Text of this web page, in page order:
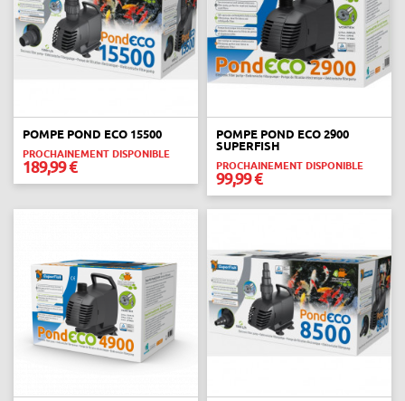
POMPE POND ECO 15500
PROCHAINEMENT DISPONIBLE
189,99 €
POMPE POND ECO 2900
SUPERFISH
PROCHAINEMENT DISPONIBLE
99,99 €